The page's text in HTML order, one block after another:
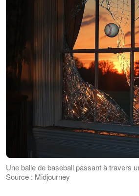
Une balle de baseball passant à travers
Source : Midjourney